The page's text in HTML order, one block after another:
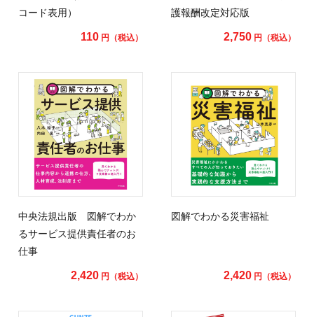
コード表用）
110円（税込）
護報酬改定対応版
2,750 円（税込）
中央法規出版 図解でわか
るサービス提供責任者のお
仕事
2,420円（税込）
図解でわかる災害福祉
2,420 円（税込）